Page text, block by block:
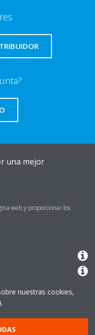
una mejor
web y proporcionar los
nuestras cookies,
.